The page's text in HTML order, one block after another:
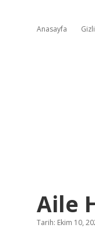
Anasayfa
Aile
Tarih: Ekim 10,